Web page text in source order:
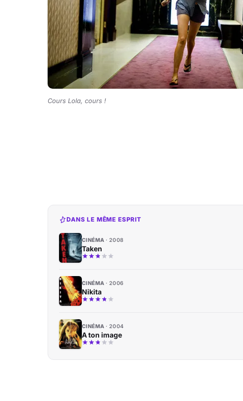
Cours Lola, cours !
DANS LE MÊME ESPRIT
CINÉMA 2008
Taken
CINÉMA 2006
Nikita
CINÉMA 2004
A ton image